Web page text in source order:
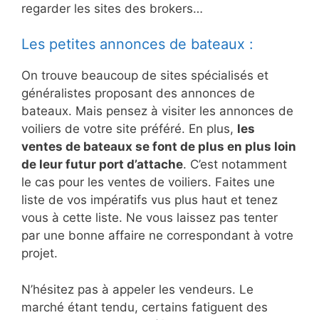
regarder les sites des brokers…
Les petites annonces de bateaux :
On trouve beaucoup de sites spécialisés et
généralistes proposant des annonces de
bateaux. Mais pensez à visiter les annonces de
voiliers de votre site préféré. En plus, les
ventes de bateaux se font de plus en plus loin
de leur futur port d’attache. C’est notamment
le cas pour les ventes de voiliers. Faites une
liste de vos impératifs vus plus haut et tenez
vous à cette liste. Ne vous laissez pas tenter
par une bonne affaire ne correspondant à votre
projet.
N’hésitez pas à appeler les vendeurs. Le
marché étant tendu, certains fatiguent des